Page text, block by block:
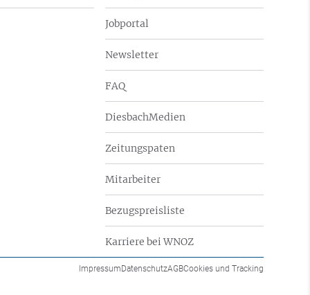
Jobportal
Newsletter
FAQ
DiesbachMedien
Zeitungspaten
Mitarbeiter
Bezugspreisliste
Karriere bei WNOZ
ImpressumDatenschutzAGBCookies und Tracking